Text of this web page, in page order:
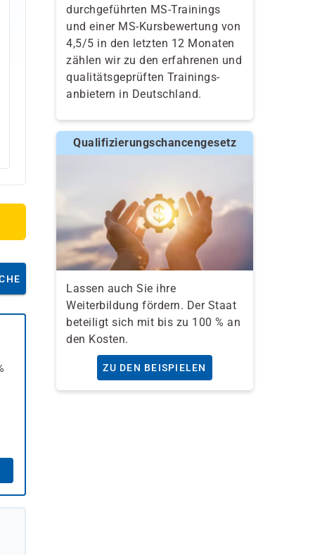
durchgeführten MS-Trainings
und einer MS-Kursbewertung von
4,5/5 in den letzten 12 Monaten
zählen wir zu den erfahrenen und
qualitäts­geprüften Trainings­
anbietern in Deutschland.
Qualifizierungschancengesetz
Lassen auch Sie ihre
Weiterbildung fördern. Der Staat
beteiligt sich mit bis zu 100 % an
den Kosten.
ZU DEN BEISPIELEN